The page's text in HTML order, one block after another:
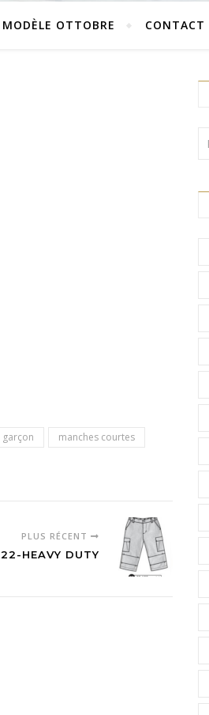
MODÈLE OTTOBRE CONTACT
garçon
manches courtes
PLUS RÉCENT
22-HEAVY DUTY